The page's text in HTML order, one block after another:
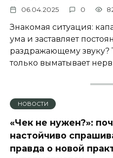
06.04.2025 0
Знакомая ситуация:
ума и заставляет
раздражающему звуку?
только выматывает
НОВОСТИ
«Чек не нужен?»:
настойчиво
правда о новой